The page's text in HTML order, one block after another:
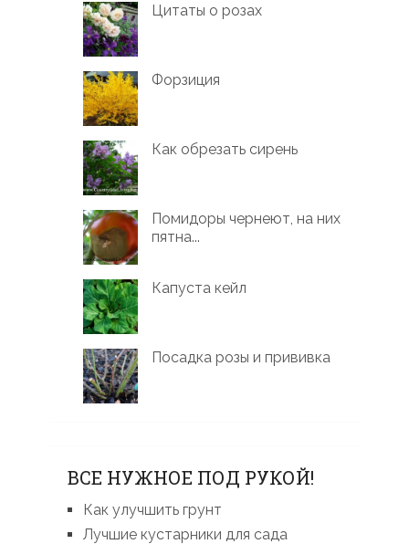
Цитаты о розах
Форзиция
Как обрезать сирень
Помидоры чернеют, на них
пятна...
Капуста кейл
Посадка розы и прививка
ВСЕ НУЖНОЕ ПОД РУКОЙ!
Как улучшить грунт
Лучшие кустарники для сада